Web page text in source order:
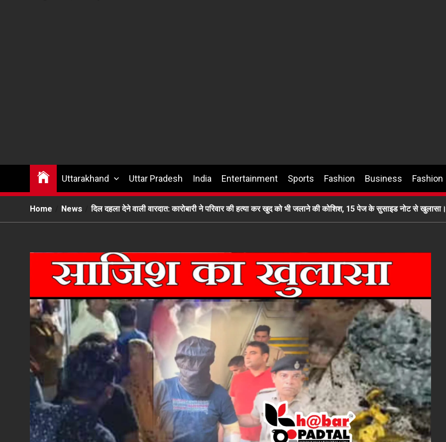
Uttarakhand Uttar Pradesh India Entertainment Sports Fashion Business Fashion
Home News दिल दहला देने वाली वारदात: कारोबारी ने परिवार की हत्या कर खुद को भी जलाने की कोशिश, 15 पेज के सुसाइड नोट से खुलासा।